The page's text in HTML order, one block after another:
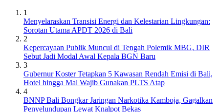
1
Menyelaraskan Transisi Energi dan Kelestarian Lingkungan:
Sorotan Utama APDT 2026 di Bali
2
Kepercayaan Publik Muncul di Tengah Polemik MBG, DIR
Sebut Jadi Modal Awal Kepala BGN Baru
3
Gubernur Koster Tetapkan 5 Kawasan Rendah Emisi di Bali,
Hotel hingga Mal Wajib Gunakan PLTS Atap
4
BNNP Bali Bongkar Jaringan Narkotika Kamboja, Gagalkan
Penyelundupan Lewat Knalpot Bekas